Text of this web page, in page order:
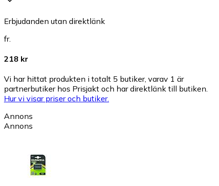
Erbjudanden utan direktlänk
fr.
218 kr
Vi har hittat produkten i totalt 5 butiker, varav 1 är
partnerbutiker hos Prisjakt och har direktlänk till butiken.
Hur vi visar priser och butiker.
Annons
Annons